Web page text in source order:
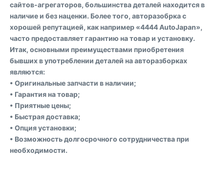
сайтов-агрегаторов, большинства деталей находится в
наличие и без наценки. Более того, авторазобрка с
хорошей репутацией, как например «4444 AutoJapan»,
часто предоставляет гарантию на товар и установку.
Итак, основными преимуществами приобретения
бывших в употреблении деталей на авторазборках
являются:
• Оригинальные запчасти в наличии;
• Гарантия на товар;
• Приятные цены;
• Быстрая доставка;
• Опция установки;
• Возможность долгосрочного сотрудничества при
необходимости.